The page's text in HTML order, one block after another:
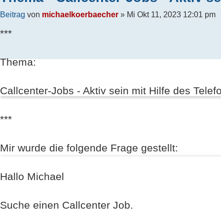
Beitrag von michaelkoerbaecher » Mi Okt 11, 2023 12:01 pm
***
Thema:
Callcenter-Jobs - Aktiv sein mit Hilfe des
***
Mir wurde die folgende Frage gestellt:
Hallo Michael
Suche einen Callcenter Job.